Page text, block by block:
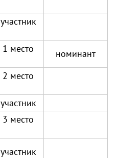
участник
1 место номинант
2 место
участник
3 место
участник